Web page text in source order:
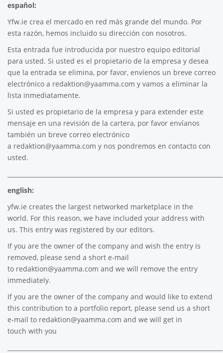
español:
Yfw.ie crea el mercado en red más grande del mundo. Por
esta razón, hemos incluido su dirección con nosotros.
Esta entrada fue introducida por nuestro equipo editorial
para usted. Si usted es el propietario de la empresa y desea
que la entrada se elimina, por favor, envíenos un breve correo
electrónico a redaktion@yaamma.com y vamos a eliminar la
lista inmediatamente.
Si usted es propietario de la empresa y para extender este
mensaje en una revisión de la cartera, por favor envíanos
también un breve correo electrónico
a redaktion@yaamma.com y nos pondremos en contacto con
usted.
english:
yfw.ie creates the largest networked marketplace in the
world. For this reason, we have included your address with
us. This entry was registered by our editors.
If you are the owner of the company and wish the entry is
removed, please send a short e-mail
to redaktion@yaamma.com and we will remove the entry
immediately.
If you are the owner of the company and would like to extend
this contribution to a portfolio report, please send us a short
e-mail to redaktion@yaamma.com and we will get in
touch with you